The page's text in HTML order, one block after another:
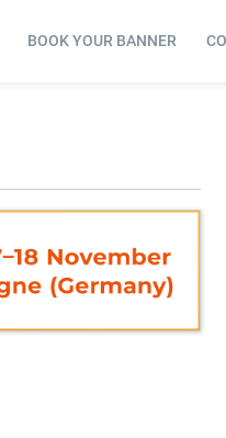
BOOK YOUR BANNER